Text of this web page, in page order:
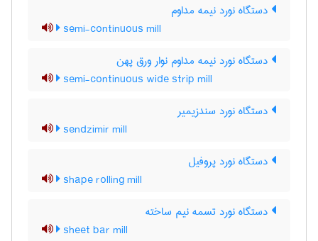
دستگاه نورد نیمه مداوم
semi-continuous mill
دستگاه نورد نیمه مداوم نوار ورق پهن
semi-continuous wide strip mill
دستگاه نورد سندزیمیر
sendzimir mill
دستگاه نورد پروفیل
shape rolling mill
دستگاه نورد تسمه نیم ساخته
sheet bar mill